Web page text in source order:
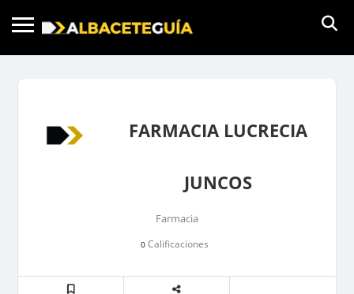
FARMACIA LUCRECIA
JUNCOS
Farmacia
0 Calificaciones